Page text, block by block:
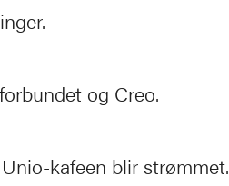
og Creo.
kafeen blir strømmet.